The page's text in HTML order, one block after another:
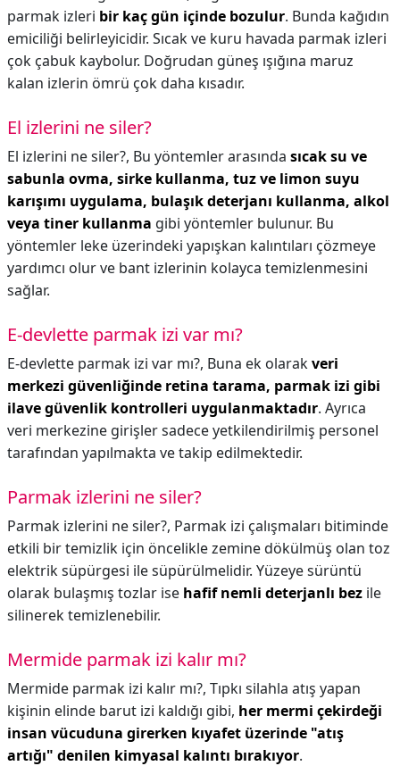
parmak izleri bir kaç gün içinde bozulur. Bunda kağıdın
emiciliği belirleyicidir. Sıcak ve kuru havada parmak izleri
çok çabuk kaybolur. Doğrudan güneş ışığına maruz
kalan izlerin ömrü çok daha kısadır.
El izlerini ne siler?
El izlerini ne siler?, Bu yöntemler arasında sıcak su ve
sabunla ovma, sirke kullanma, tuz ve limon suyu
karışımı uygulama, bulaşık deterjanı kullanma, alkol
veya tiner kullanma gibi yöntemler bulunur. Bu
yöntemler leke üzerindeki yapışkan kalıntıları çözmeye
yardımcı olur ve bant izlerinin kolayca temizlenmesini
sağlar.
E-devlette parmak izi var mı?
E-devlette parmak izi var mı?, Buna ek olarakveri
merkezi güvenliğinde retina tarama, parmak izi gibi
ilave güvenlik kontrolleri uygulanmaktadır. Ayrıca
veri merkezine girişler sadece yetkilendirilmiş personel
tarafından yapılmakta ve takip edilmektedir.
Parmak izlerini ne siler?
Parmak izlerini ne siler?, Parmak izi çalışmaları bitiminde
etkili bir temizlik için öncelikle zemine dökülmüş olan toz
elektrik süpürgesi ile süpürülmelidir. Yüzeye sürüntü
olarak bulaşmış tozlar ise hafif nemli deterjanlı bez ile
silinerek temizlenebilir​.
Mermide parmak izi kalır mı?
Mermide parmak izi kalır mı?, Tıpkı silahla atış yapan
kişinin elinde barut izi kaldığı gibi, her mermi çekirdeği
insan vücuduna girerken kıyafet üzerinde "atış
artığı" denilen kimyasal kalıntı bırakıyor.